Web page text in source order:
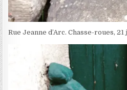
Rue Jeanne d’Arc. Chasse-roues, 21